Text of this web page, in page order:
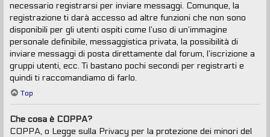
necessario registrarsi per inviare messaggi. Comunque, la
registrazione ti darà accesso ad altre funzioni che non sono
disponibili per gli utenti ospiti come l’uso di un’immagine
personale definibile, messaggistica privata, la possibilità di
inviare messaggi di posta direttamente dal forum, l’iscrizione a
gruppi utenti, ecc. Ti bastano pochi secondi per registrarti e
quindi ti raccomandiamo di farlo.
Top
Che cosa è COPPA?
COPPA, o Legge sulla Privacy per la protezione dei minori del